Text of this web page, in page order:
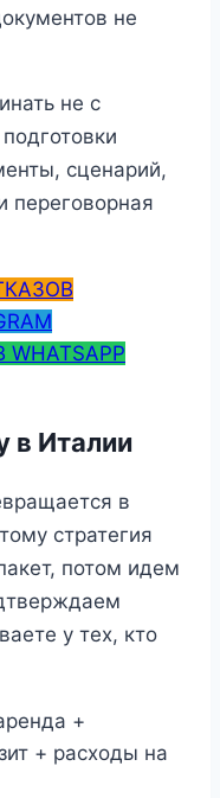
не
не с
сценарий,
переговорная
в Италии
в
стратегия
потом идем
у тех, кто
+
+ расходы на